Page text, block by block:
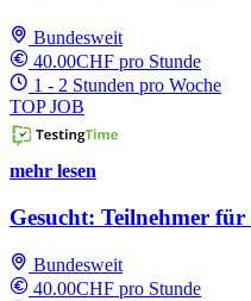
Bundesweit
40.00CHF pro Stunde
1 - 2 Stunden pro Woche
TOP JOB
mehr lesen
Gesucht: Teilnehmer
Bundesweit
40.00CHF pro Stunde